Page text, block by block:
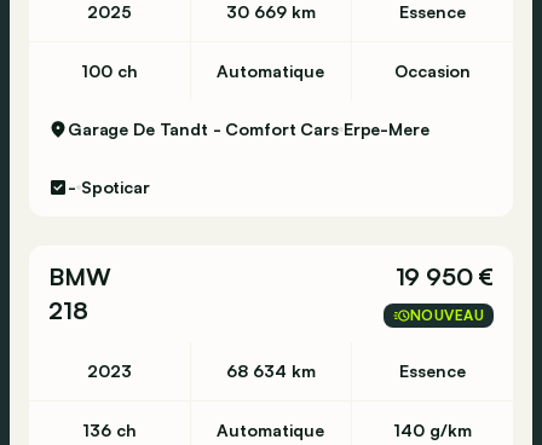
2025 30 669 km Essence
100 ch Automatique Occasion
Garage De Tandt - Comfort Cars Erpe-Mere
- Spoticar
BMW
218
19 950 €
NOUVEAU
2023 68 634 km Essence
136 ch Automatique 140 g/km